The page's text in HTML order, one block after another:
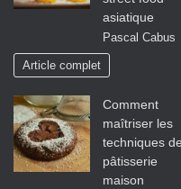
asiatique
Pascal Cabus
Article complet
Comment
maîtriser les
techniques
pâtisserie
maison